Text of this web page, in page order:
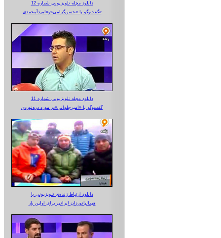
دانلود مجله تلویزیونی شماره 12
گفت‌وگو با «حسن‌گرامی»و«امیدآمحمدی»
دانلود مجله تلویزیونی شماره 11
گفت‌وگو با «امیرجلوانی»در مورد دره‌نوردی
دانلود ارتباط زنده‌ی تلویزیونی‌ با
هیمالیانوردان ایرانی برای اولین بار